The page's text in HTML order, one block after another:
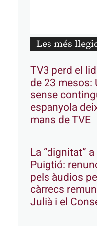
Les més
TV3 perd el
de 23 mesos:
sense
espanyola
mans de TVE
La “dignitat”
Puigtió:
pels àudios
càrrecs
Julià i el